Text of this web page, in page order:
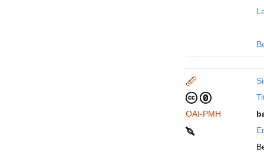
OAI-PMH